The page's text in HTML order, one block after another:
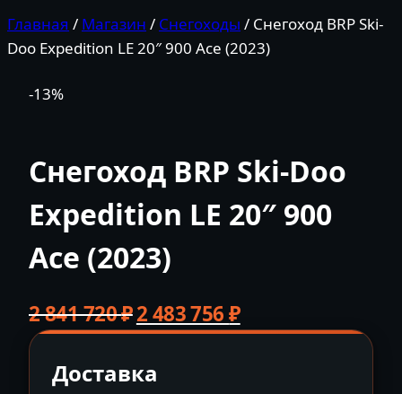
Главная / Магазин / Снегоходы / Снегоход BRP Ski-
Doo Expedition LE 20″ 900 Ace (2023)
-13%
Снегоход BRP Ski-Doo
Expedition LE 20″ 900
Ace (2023)
2 841 720₽ Первоначальная
цена
2
2 483 756₽Текущая
цена:
Доставка